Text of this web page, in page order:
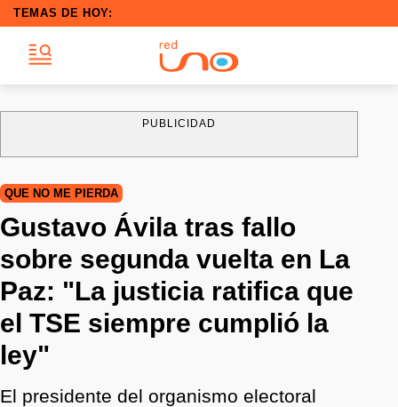
TEMAS DE HOY:
PUBLICIDAD
QUE NO ME PIERDA
Gustavo Ávila tras fallo
sobre segunda vuelta en La
Paz: "La justicia ratifica que
el TSE siempre cumplió la
ley"
El presidente del organismo electoral